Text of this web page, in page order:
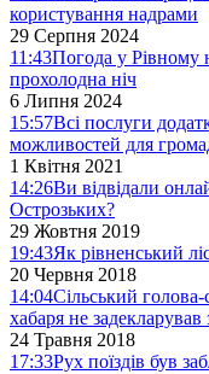
користування надрами
29 Серпня 2024
11:43Погода у Рівному
прохолодна ніч
6 Липня 2024
15:57Всі послуги
можливостей для
1 Квітня 2021
14:26Ви відвідали
Острозьких?
29 Жовтня 2019
19:43Як рівненський
20 Червня 2018
14:04Сільський
хабаря не
24 Травня 2018
17:33Рух поїздів був